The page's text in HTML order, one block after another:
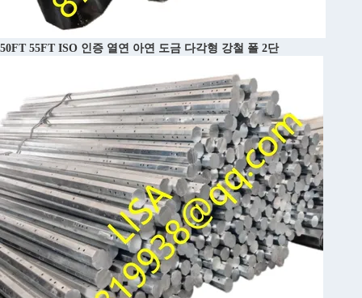
50FT 55FT ISO 인증 열연 아연 도금 다각형 강철 폴 2단